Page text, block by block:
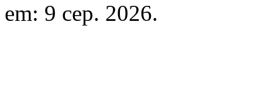
em: 9 сер. 2026.